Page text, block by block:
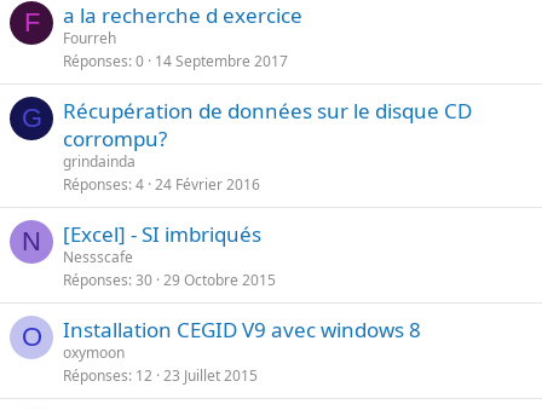
F a la recherche d exercice
Fourreh
Réponses 0 14 Septembre 2017
G
Récupération de données sur le disque CD
corrompu?
grindainda
Réponses 4 24 Février 2016
N [Excel] - SI imbriqués
Nessscafe
Réponses 30 29 Octobre 2015
O Installation CEGID V9 avec windows 8
oxymoon
Réponses 12 23 Juillet 2015